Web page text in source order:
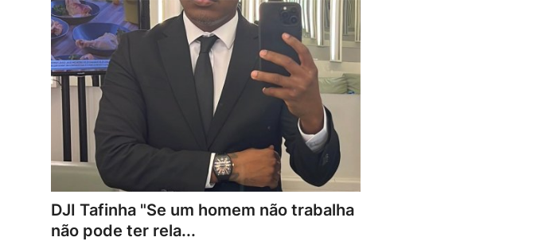
DJI Tafinha "Se um homem não trabalha
não pode ter rela...